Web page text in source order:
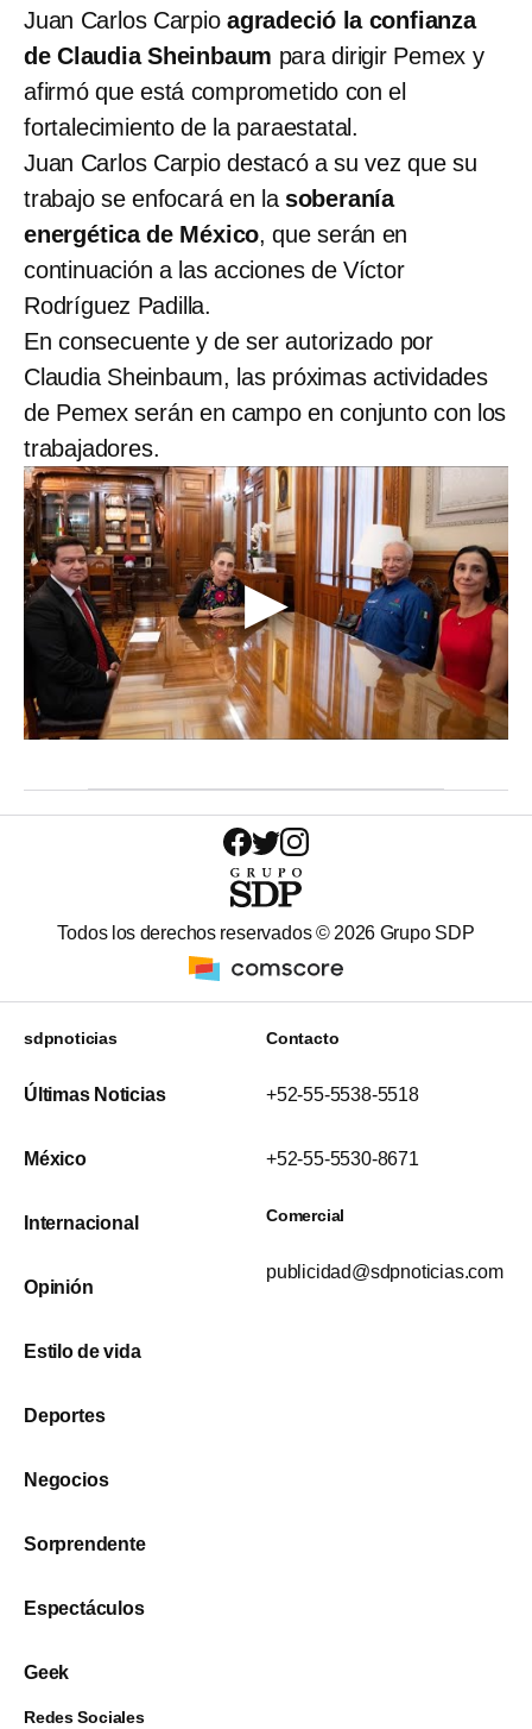
Juan Carlos Carpio agradeció la confianza
de Claudia Sheinbaum para dirigir Pemex y
afirmó que está comprometido con el
fortalecimiento de la paraestatal.
Juan Carlos Carpio destacó a su vez que su
trabajo se enfocará en lasoberanía
energética de México, que serán en
continuación a las acciones de Víctor
Rodríguez Padilla.
En consecuente y de ser autorizado por
Claudia Sheinbaum, las próximas actividades
de Pemex serán en campo en conjunto con los
trabajadores.
Todos los derechos reservados © 2026 Grupo SDP
sdpnoticias
Últimas Noticias
México
Internacional
Opinión
Estilo de vida
Deportes
Negocios
Sorprendente
Espectáculos
Geek
Contacto
+52-55-5538-5518
+52-55-5530-8671
Comercial
publicidad@sdpnoticias.com
Redes Sociales